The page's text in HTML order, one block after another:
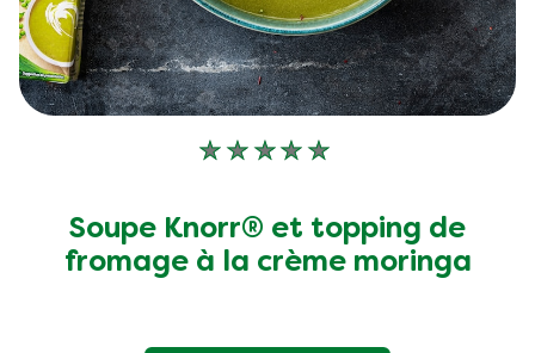
Aucune
soumise
pour
Soupe Knorr® et topping de
fromage à la crème moringa